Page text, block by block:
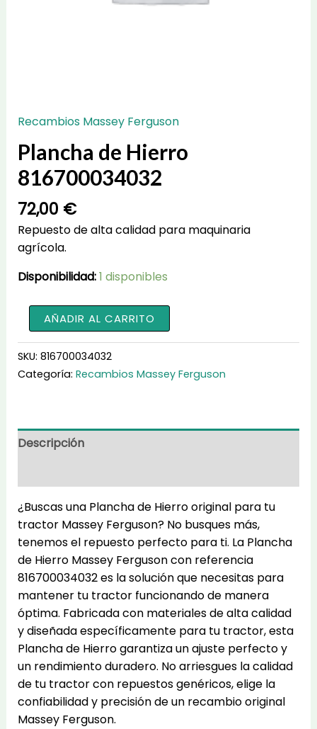
Recambios Massey Ferguson
Plancha de Hierro
816700034032
72,00 €
Repuesto de alta calidad para maquinaria
agrícola.
Disponibilidad:1 disponibles
Plancha
de
Hierro
816700034032
cantidad
AÑADIR AL CARRITO
SKU: 816700034032
Categoría: Recambios Massey Ferguson
Descripción
¿Buscas una Plancha de Hierro original para tu
tractor Massey Ferguson? No busques más,
tenemos el repuesto perfecto para ti. La Plancha
de Hierro Massey Ferguson con referencia
816700034032 es la solución que necesitas para
mantener tu tractor funcionando de manera
óptima. Fabricada con materiales de alta calidad
y diseñada específicamente para tu tractor, esta
Plancha de Hierro garantiza un ajuste perfecto y
un rendimiento duradero. No arriesgues la calidad
de tu tractor con repuestos genéricos, elige la
confiabilidad y precisión de un recambio original
Massey Ferguson.